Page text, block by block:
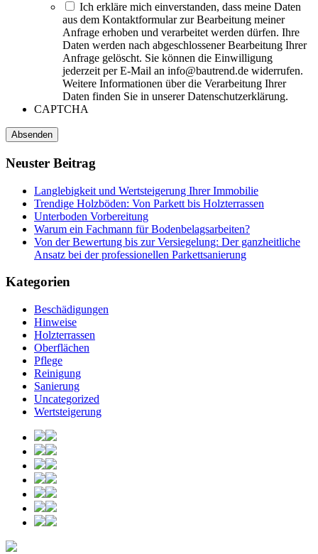
Ich erkläre mich einverstanden, dass meine Daten
aus dem Kontaktformular zur Bearbeitung meiner
Anfrage erhoben und verarbeitet werden dürfen. Ihre
Daten werden nach abgeschlossener Bearbeitung Ihrer
Anfrage gelöscht. Sie können die Einwilligung
jederzeit per E-Mail an info@bautrend.de widerrufen.
Weitere Informationen über die Verarbeitung Ihrer
Daten finden Sie in unserer Datenschutzerklärung.
CAPTCHA
Neuster Beitrag
Langlebigkeit und Wertsteigerung Ihrer Immobilie
Trendige Holzböden: Von Parkett bis Holzterrassen
Unterboden Vorbereitung
Warum ein Fachmann für Bodenbelagsarbeiten?
Von der Bewertung bis zur Versiegelung: Der ganzheitliche
Ansatz bei der professionellen Parkettsanierung
Kategorien
Beschädigungen
Hinweise
Holzterrassen
Oberflächen
Pflege
Reinigung
Sanierung
Uncategorized
Wertsteigerung